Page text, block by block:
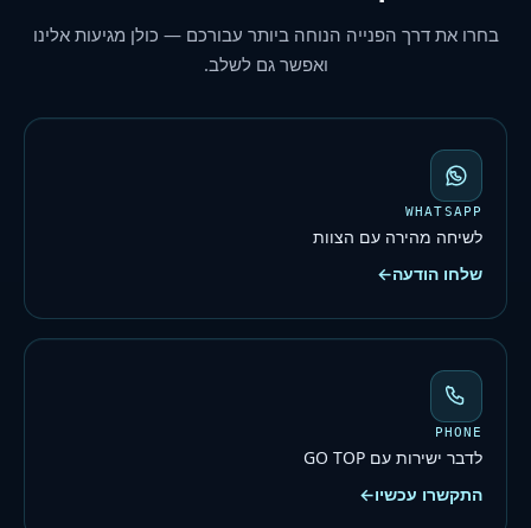
בחרו את דרך הפנייה הנוחה ביותר עבורכם — כולן מגיעות אלינו
ואפשר גם לשלב.
WHATSAPP
לשיחה מהירה עם הצוות
שלחו הודעה←
PHONE
לדבר ישירות עם GO TOP
התקשרו עכשיו←